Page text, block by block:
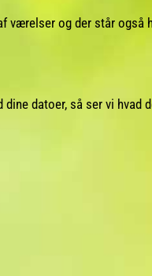
værelser og der står
datoer, så ser vi hvad